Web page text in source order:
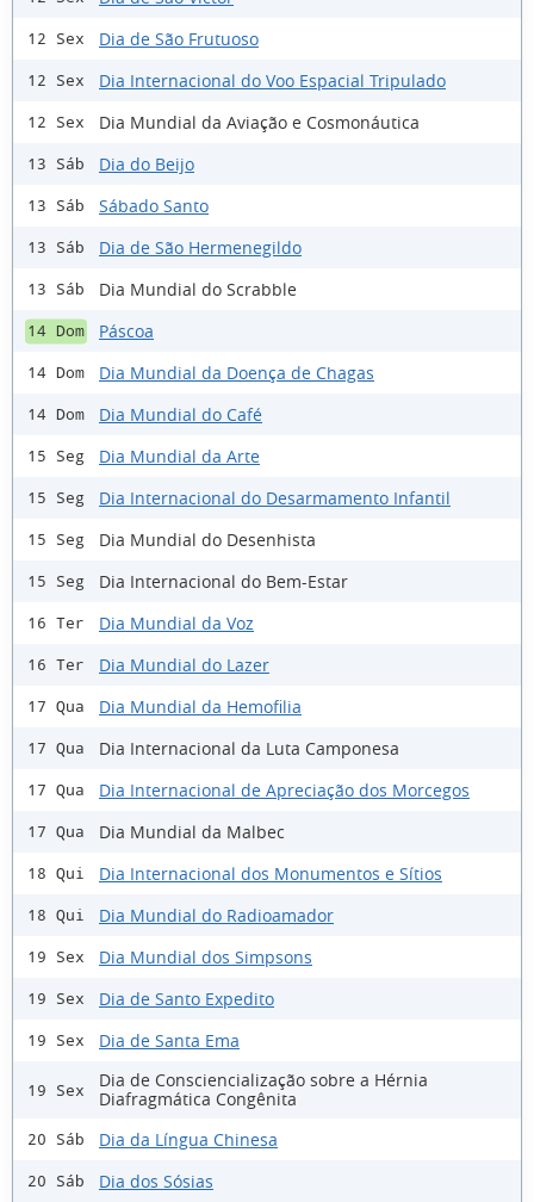
12 Sex Dia de São Frutuoso
12 Sex Dia Internacional do Voo Espacial Tripulado
12 Sex Dia Mundial da Aviação e Cosmonáutica
13 Sáb Dia do Beijo
13 Sáb Sábado Santo
13 Sáb Dia de São Hermenegildo
13 Sáb Dia Mundial do Scrabble
14 Dom Páscoa
14 Dom Dia Mundial da Doença de Chagas
14 Dom Dia Mundial do Café
15 Seg Dia Mundial da Arte
15 Seg Dia Internacional do Desarmamento Infantil
15 Seg Dia Mundial do Desenhista
15 Seg Dia Internacional do Bem-Estar
16 Ter Dia Mundial da Voz
16 Ter Dia Mundial do Lazer
17 Qua Dia Mundial da Hemofilia
17 Qua Dia Internacional da Luta Camponesa
17 Qua Dia Internacional de Apreciação dos Morcegos
17 Qua Dia Mundial da Malbec
18 Qui Dia Internacional dos Monumentos e Sítios
18 Qui Dia Mundial do Radioamador
19 Sex Dia Mundial dos Simpsons
19 Sex Dia de Santo Expedito
19 Sex Dia de Santa Ema
19 Sex
Dia de Consciencialização sobre a Hérnia
Diafragmática Congênita
20 Sáb Dia da Língua Chinesa
20 Sáb Dia dos Sósias